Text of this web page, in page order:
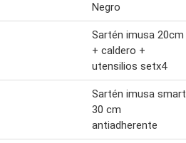
Negro
Sartén imusa 20cm
+ caldero +
utensilios setx4
Sartén imusa smart
30 cm
antiadherente